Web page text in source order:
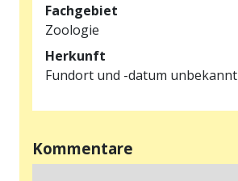
Fachgebiet
Zoologie
Herkunft
Fundort und -datum unbekannt
Kommentare